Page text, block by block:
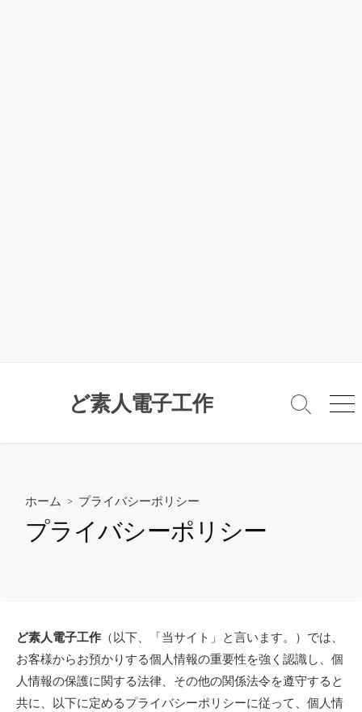
ど素人電子工作
検
メ
ホーム > プライバシーポリシー
プライバシーポリシー
ど素人電子工作 （以下、「当サイト」と言います。）では、
お客様からお預かりする個人情報の重要性を強く認識し、個
人情報の保護に関する法律、その他の関係法令を遵守すると
共に、以下に定めるプライバシーポリシーに従って、個人情